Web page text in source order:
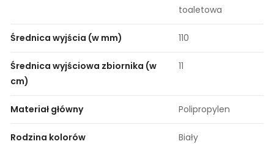
toaletowa
Średnica wyjścia (w mm) 110
Średnica wyjściowa zbiornika (w
cm)
11
Materiał główny Polipropylen
Rodzina kolorów Biały